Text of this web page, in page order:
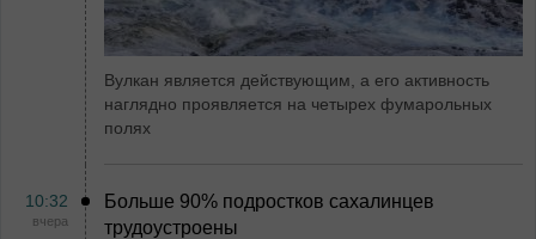
Вулкан является действующим, а его активность
наглядно проявляется на четырех фумарольных
полях
10:32
вчера
Больше 90% подростков сахалинцев
трудоустроены